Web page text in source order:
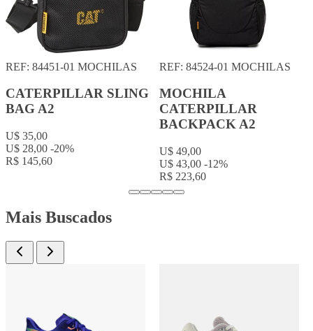
REF: 84524-453MOCHILAS
MOCHILA
CATERPILLAR
U$ 49,00
U$ 43,00-12%
REF: 84524-552MOCHILAS
MOCHILA
CATERPILLAR
BACKPACK A2
U$ 49,00
U$ 43,00 -12%
R$ 223,60
Mais Buscados